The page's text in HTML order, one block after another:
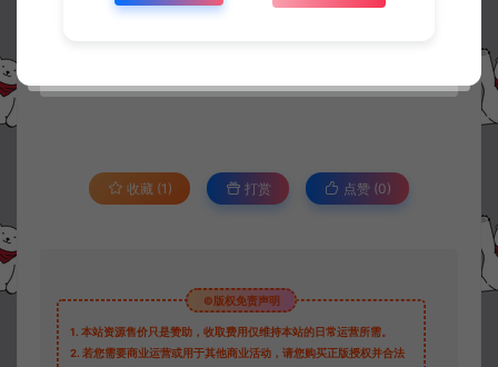
资源下载
收藏 (1) 打赏 点赞 (0)
©版权免责声明
1. 本站资源售价只是赞助，收取费用仅维持本站的日常运营所需。
2. 若您需要商业运营或用于其他商业活动，请您购买正版授权并合法